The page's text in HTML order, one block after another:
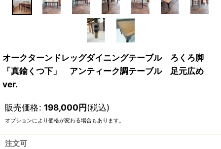
オークターンドレッグダイニングテーブル ろくろ脚
「真鍮くつ下」 アンティーク調テーブル 足元広め
ver.
販売価格: 198,000円(税込)
オプションにより価格が変わる場合もあります。
注文可